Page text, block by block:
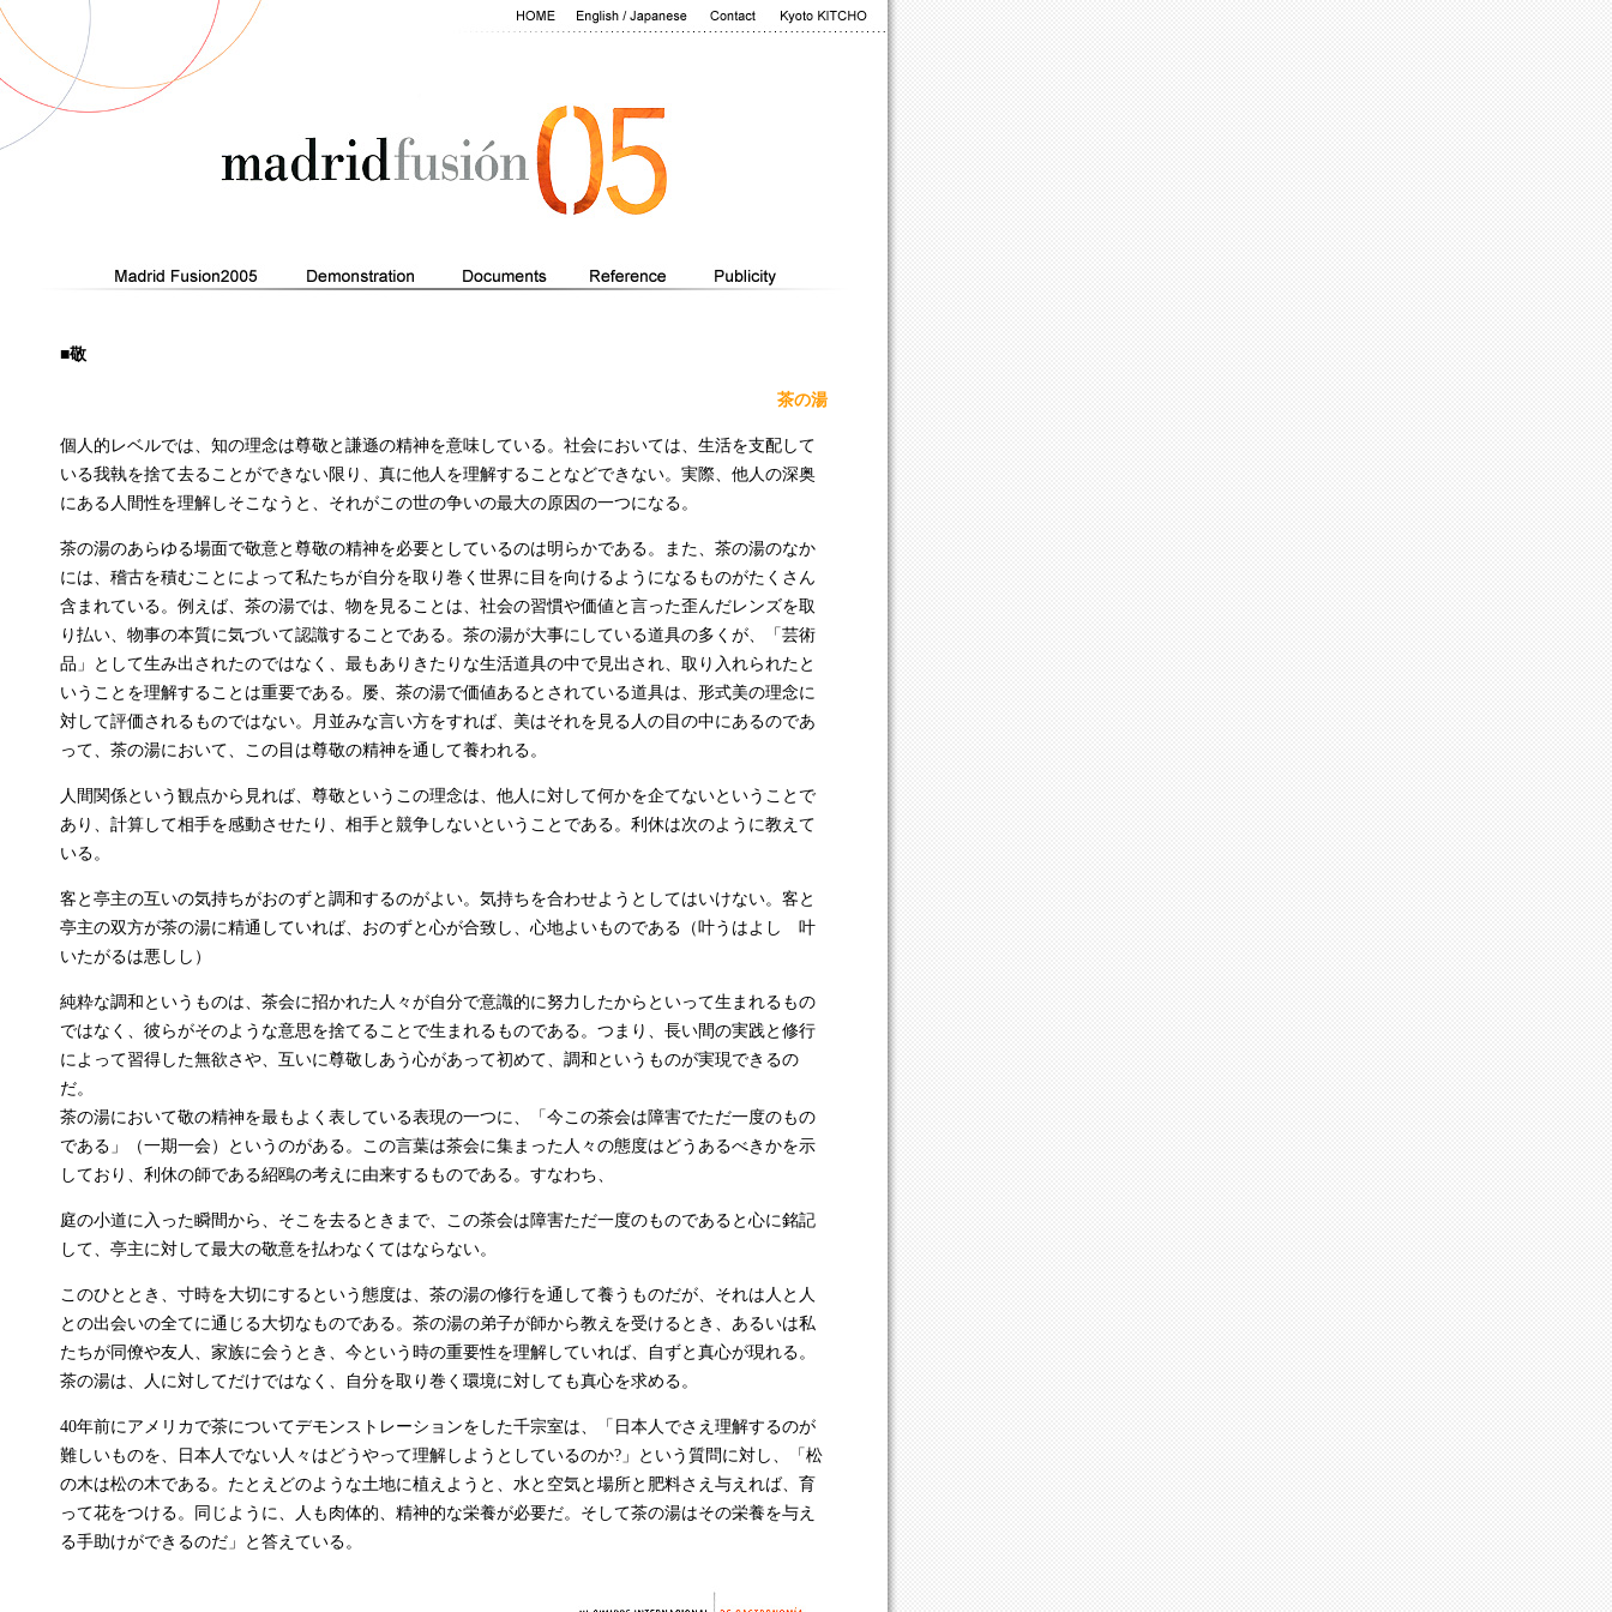
■敬
茶の湯
個人的レベルでは、知の理念は尊敬と謙遜の精神を意味している。社会においては、生活を支配して
いる我執を捨て去ることができない限り、真に他人を理解することなどできない。実際、他人の深奥
にある人間性を理解しそこなうと、それがこの世の争いの最大の原因の一つになる。
茶の湯のあらゆる場面で敬意と尊敬の精神を必要としているのは明らかである。また、茶の湯のなか
には、稽古を積むことによって私たちが自分を取り巻く世界に目を向けるようになるものがたくさん
含まれている。例えば、茶の湯では、物を見ることは、社会の習慣や価値と言った歪んだレンズを取
り払い、物事の本質に気づいて認識することである。茶の湯が大事にしている道具の多くが、「芸術
品」として生み出されたのではなく、最もありきたりな生活道具の中で見出され、取り入れられたと
いうことを理解することは重要である。屡、茶の湯で価値あるとされている道具は、形式美の理念に
対して評価されるものではない。月並みな言い方をすれば、美はそれを見る人の目の中にあるのであ
って、茶の湯において、この目は尊敬の精神を通して養われる。
人間関係という観点から見れば、尊敬というこの理念は、他人に対して何かを企てないということで
あり、計算して相手を感動させたり、相手と競争しないということである。利休は次のように教えて
いる。
客と亭主の互いの気持ちがおのずと調和するのがよい。気持ちを合わせようとしてはいけない。客と
亭主の双方が茶の湯に精通していれば、おのずと心が合致し、心地よいものである（叶うはよし 叶
いたがるは悪しし）
純粋な調和というものは、茶会に招かれた人々が自分で意識的に努力したからといって生まれるもの
ではなく、彼らがそのような意思を捨てることで生まれるものである。つまり、長い間の実践と修行
によって習得した無欲さや、互いに尊敬しあう心があって初めて、調和というものが実現できるの
だ。
茶の湯において敬の精神を最もよく表している表現の一つに、「今この茶会は障害でただ一度のもの
である」（一期一会）というのがある。この言葉は茶会に集まった人々の態度はどうあるべきかを示
しており、利休の師である紹鴎の考えに由来するものである。すなわち、
庭の小道に入った瞬間から、そこを去るときまで、この茶会は障害ただ一度のものであると心に銘記
して、亭主に対して最大の敬意を払わなくてはならない。
このひととき、寸時を大切にするという態度は、茶の湯の修行を通して養うものだが、それは人と人
との出会いの全てに通じる大切なものである。茶の湯の弟子が師から教えを受けるとき、あるいは私
たちが同僚や友人、家族に会うとき、今という時の重要性を理解していれば、自ずと真心が現れる。
茶の湯は、人に対してだけではなく、自分を取り巻く環境に対しても真心を求める。
40年前にアメリカで茶についてデモンストレーションをした千宗室は、「日本人でさえ理解するのが
難しいものを、日本人でない人々はどうやって理解しようとしているのか?」という質問に対し、「松
の木は松の木である。たとえどのような土地に植えようと、水と空気と場所と肥料さえ与えれば、育
って花をつける。同じように、人も肉体的、精神的な栄養が必要だ。そして茶の湯はその栄養を与え
る手助けができるのだ」と答えている。